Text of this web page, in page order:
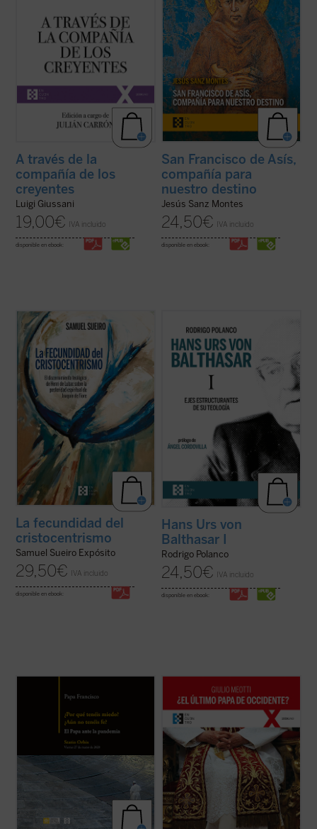
A través de la
compañía de los
creyentes
Luigi Giussani
19,00€ IVA incluido
disponible en ebook:
época. «El autor hace un regalo de lúcida ...
(ver ficha)
San Francisco de Asís,
compañía para
nuestro destino
Jesús Sanz Montes
24,50€ IVA incluido
disponible en ebook:
Antes que una cuestión relativa a la
teología de la historia o a la eclesiología, el
problema dogmático detectado por Henri
de Lubac enLa posteridad espiritual de
Joaquín de Fiorees de orden cristológico y
trinitario, o mejor, de ... (ver ficha)
La fecundidad del
cristocentrismo
Samuel Sueiro Expósito
29,50€ IVA incluido
disponible en ebook:
pensamiento teológico de von Balthasar a
partir de suTrilogía (Gloria, Teodramática
Teológica),considerada su obra cumbre
y que recoge en buena medida su
producción anterior. Se ...(ver ficha)
Hans Urs von
Balthasar I
Rodrigo Polanco
24,50€ IVA incluido
disponible en ebook:
medio de una pandemia impredecible que
Francisco convocó a la Iglesia, y en cierto
modo al mundo entero, a levantar los ojos
al Señor e implorar su ayuda y ...(ver ficha)
«Joseph Ratzinger ha sido, como Meotti lo
describe, un coloso, finalmente 'derrotado'
en sus esfuerzos por salvar a la
civilización occidental, pero que ha dejado
detrás de sí los códigos que aún pueden
permitir a la humanidad arreglar las ...
(ver
ficha)